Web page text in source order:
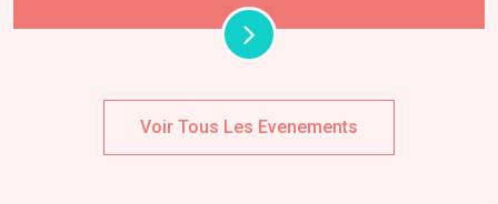
Voir Tous Les Evenements